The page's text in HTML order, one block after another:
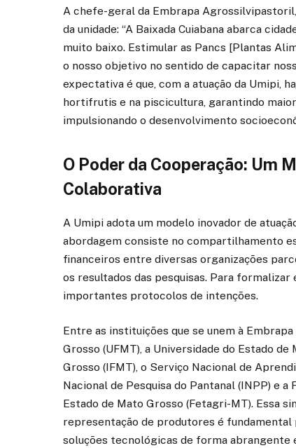
A chefe-geral da Embrapa
da unidade: “A Baixada Cuiabana abarca
muito baixo. Estimular as Pancs [Plantas
o nosso objetivo no sentido de capacitar
expectativa é que, com a atuação da Umipi,
hortifrutis e na piscicultura, garantindo
impulsionando o desenvolvimento
O Poder da Cooperação: Um
Colaborativa
A Umipi adota um modelo inovador de
abordagem consiste no compartilhamento
financeiros entre diversas organizações
os resultados das pesquisas. Para
importantes protocolos de intenções.
Entre as instituições que se unem à
Grosso (UFMT), a Universidade do Estado
Grosso (IFMT), o Serviço Nacional de
Nacional de Pesquisa do Pantanal (INPP) e
Estado de Mato Grosso (Fetagri-MT). Essa
representação de produtores é
soluções tecnológicas de forma abrangente